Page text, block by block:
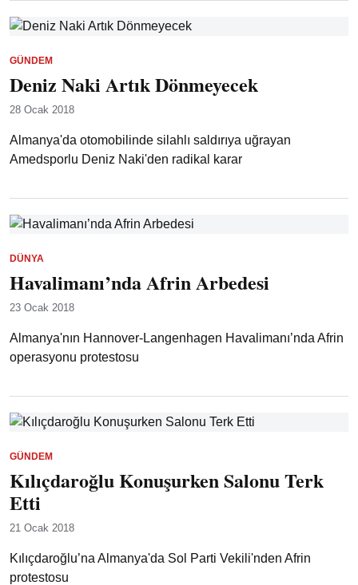
GÜNDEM
Deniz Naki Artık Dönmeyecek
28 Ocak 2018
Almanya'da otomobilinde silahlı saldırıya uğrayan
Amedsporlu Deniz Naki'den radikal karar
DÜNYA
Havalimanı’nda Afrin Arbedesi
23 Ocak 2018
Almanya'nın Hannover-Langenhagen Havalimanı’nda Afrin
operasyonu protestosu
GÜNDEM
Kılıçdaroğlu Konuşurken Salonu Terk
Etti
21 Ocak 2018
Kılıçdaroğlu’na Almanya'da Sol Parti Vekili'nden Afrin
protestosu